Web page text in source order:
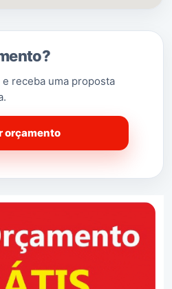
receba uma proposta
orçamento